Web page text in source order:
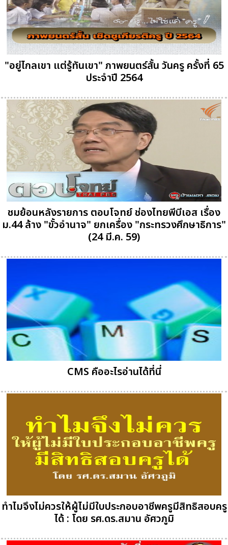
"อยู่ไกลเขา แต่รู้ทันเขา" ภาพยนตร์สั้น วันครู ครั้งที่ 65
ประจำปี 2564
ชมย้อนหลังรายการ ตอบโจทย์ ช่องไทยพีบีเอส เรื่อง
ม.44 ล้าง "ขั้วอำนาจ" ยกเครื่อง "กระทรวงศึกษาธิการ"
(24 มี.ค. 59)
CMS คืออะไรอ่านได้ที่นี่
ทำไมจึงไม่ควรให้ผู้ไม่มีใบประกอบอาชีพครูมีสิทธิสอบครู
ได้ : โดย รศ.ดร.สมาน อัศวภูมิ